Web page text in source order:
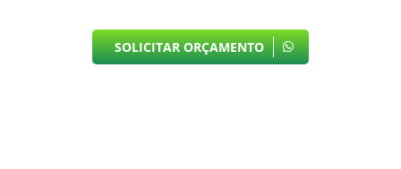
SOLICITAR ORÇAMENTO